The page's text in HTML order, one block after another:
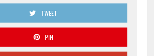
TWEET
PIN